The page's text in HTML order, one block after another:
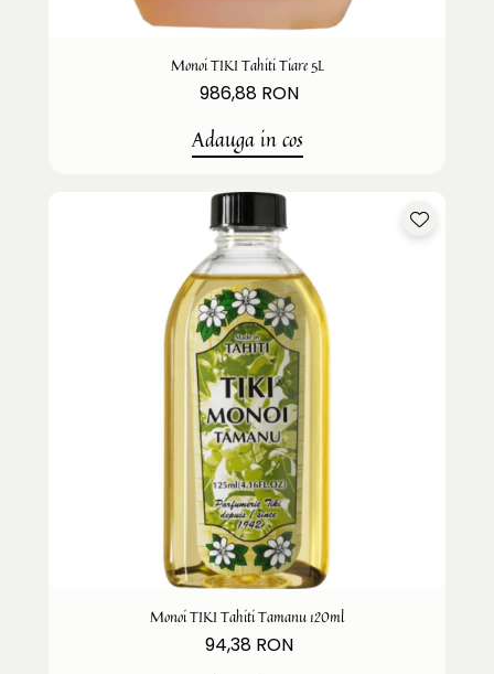
Monoi TIKI Tahiti Tiare 5L
986,88 RON
Adauga in cos
Monoi TIKI Tahiti Tamanu 120ml
94,38 RON